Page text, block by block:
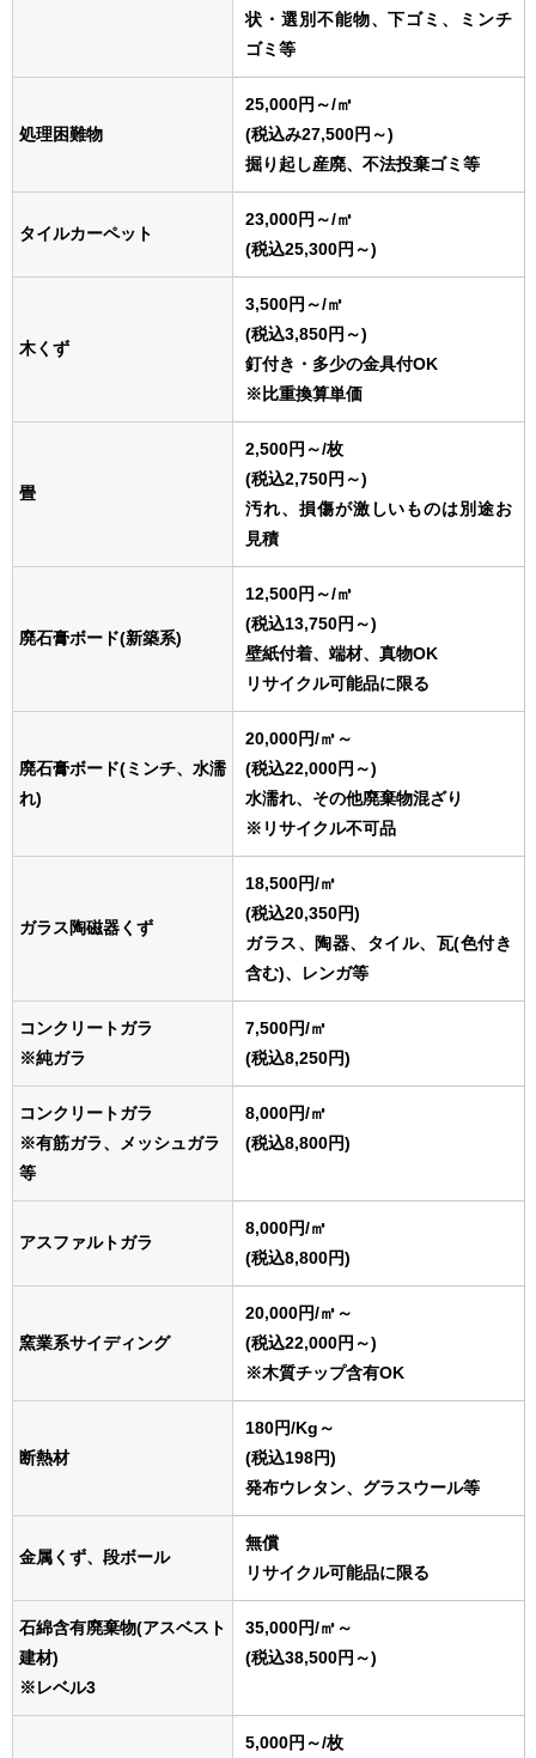
状・選別不能物、下ゴミ、ミンチ
ゴミ等
処理困難物
25,000円～/㎥
(税込み27,500円～)
掘り起し産廃、不法投棄ゴミ等
タイルカーペット
23,000円～/㎥
(税込25,300円～)
木くず
3,500円～/㎥
(税込3,850円～)
釘付き・多少の金具付OK
※比重換算単価
畳
2,500円～/枚
(税込2,750円～)
汚れ、損傷が激しいものは別途お
見積
廃石膏ボード(新築系)
12,500円～/㎥
(税込13,750円～)
壁紙付着、端材、真物OK
リサイクル可能品に限る
廃石膏ボード(ミンチ、水濡
れ)
20,000円/㎥ ～
(税込22,000円～)
水濡れ、その他廃棄物混ざり
※リサイクル不可品
ガラス陶磁器くず
18,500円/㎥
(税込20,350円)
ガラス、陶器、タイル、瓦(色付き
含む)、レンガ等
コンクリートガラ
※純ガラ
7,500円/㎥
(税込8,250円)
コンクリートガラ
※有筋ガラ、メッシュガラ
等
8,000円/㎥
(税込8,800円)
アスファルトガラ
8,000円/㎥
(税込8,800円)
窯業系サイディング
20,000円/㎥ ～
(税込22,000円～)
※木質チップ含有OK
断熱材
180円/Kg ～
(税込198円)
発布ウレタン、グラスウール等
金属くず、段ボール
無償
リサイクル可能品に限る
石綿含有廃棄物(アスベスト
建材)
※レベル3
35,000円/㎥ ～
(税込38,500円～)
5,000円～/枚